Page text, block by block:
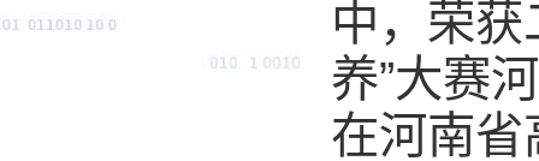
中，荣
养”大赛
在河南